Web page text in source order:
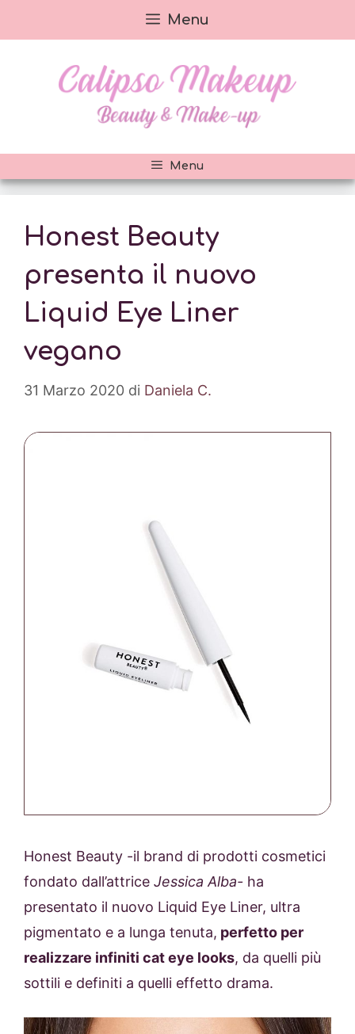
al
Menu
Menu
Honest Beauty
presenta il nuovo
Liquid Eye Liner
vegano
31 Marzo 2020 di Daniela C.
Honest Beauty -il brand di prodotti cosmetici
fondato dall’attrice Jessica Alba- ha
presentato il nuovo Liquid Eye Liner, ultra
pigmentato e a lunga tenuta, perfetto per
realizzare infiniti cat eye looks, da quelli più
sottili e definiti a quelli effetto drama.